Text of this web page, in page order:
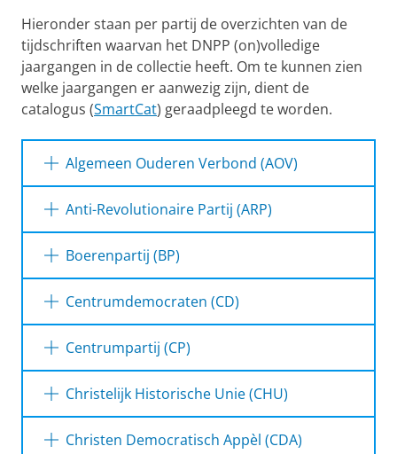
Hieronder staan per partij de overzichten van de
tijdschriften waarvan het DNPP (on)volledige
jaargangen in de collectie heeft. Om te kunnen zien
welke jaargangen er aanwezig zijn, dient de
catalogus (SmartCat) geraadpleegd te worden.
Algemeen Ouderen Verbond (AOV)
Nieuwsbrief: periodiek AOV-kroniek
Nieuwsbrief
Anti-Revolutionaire Partij (ARP)
Antirevolutionaire staatkunde
orgaan van de Dr. Abraham Kuyper
Stichting
ter bevordering van de studie der anti-
revolutionaire beginselen
voortgezet als: AR staatkunde in christen-
democratisch perspectief
Ga naar de gedigitaliseerde jaargangen in
de DNPP repository
Antirevolutionaire staatkunde:
driemaandelijksch orgaan van de Dr.
Boerenpartij (BP)
Ons weekblad
onvolledige jaargangen: jrg. 30 (1975) - jrg. 35
(1979)
Centrumdemocraten (CD)
CD actueel
onvolledige jaargangen: 1987-1993
CD info
onvolledige jaargangen: 1988 - 1996
voortgezet als CD-nieuwsbrief
CD-nieuwsbrief
Centrumpartij (CP)
Centrumnieuws
onvolledige jaargangen: 1983-1985
Middenweg
Christelijk Historische Unie (CHU)
Binding: maandelijks contactblad voor de
Christen Democratisch Appèl (CDA)